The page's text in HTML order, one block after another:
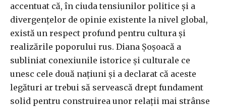
accentuat că, în ciuda tensiunilor politice și a
divergențelor de opinie existente la nivel global,
există un respect profund pentru cultura și
realizările poporului rus. Diana Șoșoacă a
subliniat conexiunile istorice și culturale ce
unesc cele două națiuni și a declarat că aceste
legături ar trebui să servească drept fundament
solid pentru construirea unor relații mai strânse